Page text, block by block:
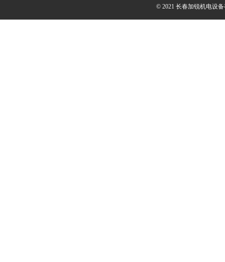
© 2021 长春加锐机电设